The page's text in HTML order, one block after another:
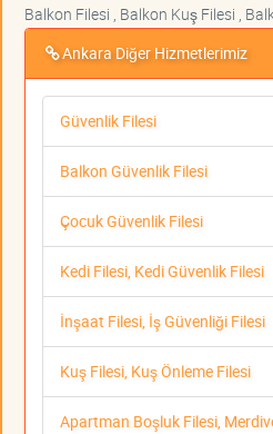
Balkon Filesi , Balkon Kuş Filesi ,
Ankara Diğer Hizmetlerimiz
Güvenlik Filesi
Balkon Güvenlik Filesi
Çocuk Güvenlik Filesi
Kedi Filesi, Kedi Güvenlik Filesi
İnşaat Filesi, İş Güvenliği Filesi
Kuş Filesi, Kuş Önleme Filesi
Apartman Boşluk Filesi,